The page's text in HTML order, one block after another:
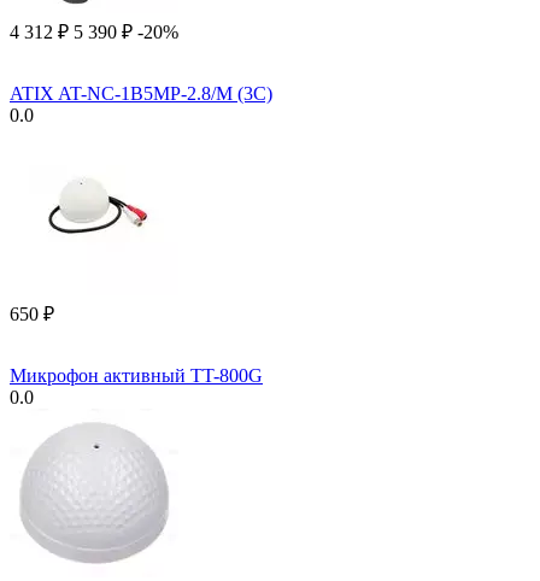
4 312 ₽ 5 390 ₽ -20%
ATIX AT-NC-1B5MP-2.8/M (3C)
0.0
‍650‍ ₽
Микрофон активный TT-800G
0.0